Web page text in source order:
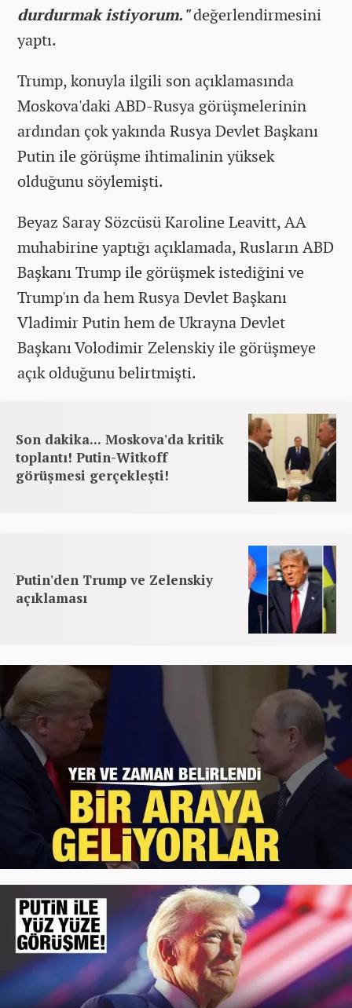
durdurmak istiyorum."değerlendirmesini
yaptı.
Trump, konuyla ilgili son açıklamasında
Moskova'daki ABD-Rusya görüşmelerinin
ardından çok yakında Rusya Devlet Başkanı
Putin ile görüşme ihtimalinin yüksek
olduğunu söylemişti.
Beyaz Saray Sözcüsü Karoline Leavitt, AA
muhabirine yaptığı açıklamada, Rusların ABD
Başkanı Trump ile görüşmek istediğini ve
Trump'ın da hem Rusya Devlet Başkanı
Vladimir Putin hem de Ukrayna Devlet
Başkanı Volodimir Zelenskiy ile görüşmeye
açık olduğunu belirtmişti.
Son dakika... Moskova'da kritik
toplantı! Putin-Witkoff
görüşmesi gerçekleşti!
Putin'den Trump ve Zelenskiy
açıklaması